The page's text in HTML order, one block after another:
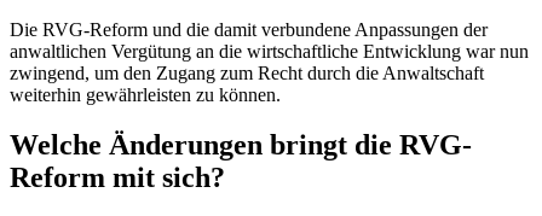
Die RVG-Reform und die damit verbundene Anpassungen der
anwaltlichen Vergütung an die wirtschaftliche Entwicklung war nun
zwingend, um den Zugang zum Recht durch die Anwaltschaft
weiterhin gewährleisten zu können.
Welche Änderungen bringt die RVG-
Reform mit sich?